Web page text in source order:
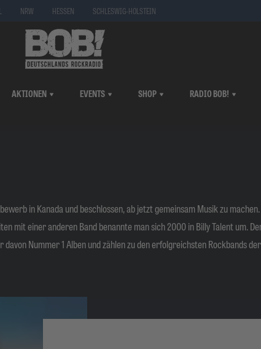
NRW HESSEN SCHLESWIG-HOLSTEIN
AKTIONEN EVENTS SHOP RADIO BOB!
in Kanada und beschlossen, ab jetzt gemeinsam Musik zu
mit einer anderen Band benannte man sich 2000 in Billy Talent um.
Nummer 1 Alben und zählen zu den erfolgreichsten Rockbands